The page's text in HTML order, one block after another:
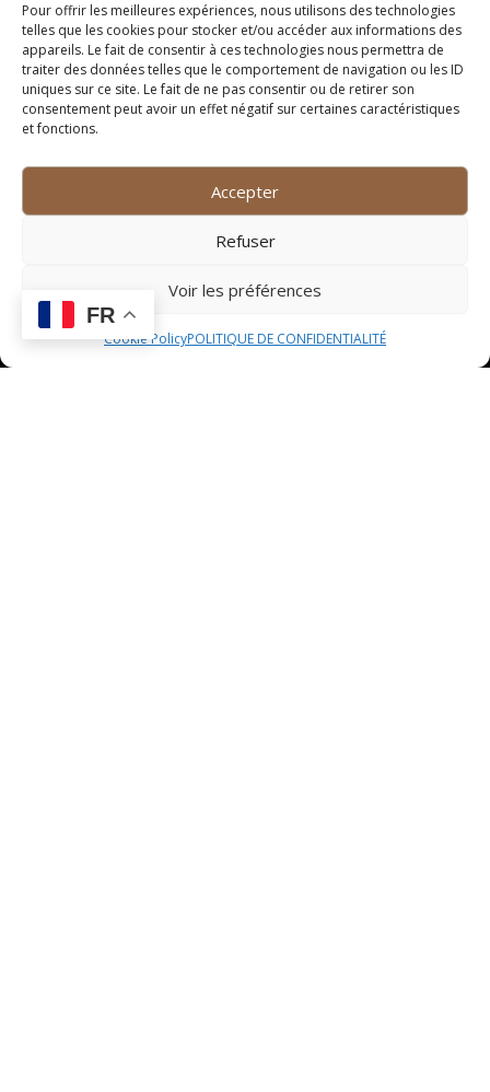
Pour offrir les meilleures expériences, nous utilisons des technologies
telles que les cookies pour stocker et/ou accéder aux informations des
appareils. Le fait de consentir à ces technologies nous permettra de
traiter des données telles que le comportement de navigation ou les ID
uniques sur ce site. Le fait de ne pas consentir ou de retirer son
consentement peut avoir un effet négatif sur certaines caractéristiques
et fonctions.
Accepter
Refuser
Voir les préférences
Cookie PolicyPOLITIQUE DE CONFIDENTIALITÉ
Les événements viticoles à
ne pas manquer
À Saint Gely du Fesc, de nombreux événements
viticoles rythment l’année et attirent les passionnés de
les dégustations thématiques, les soirées accords
mets et vins organisées par des sommeliers
renommés, les ateliers de découverte des cépages
des vignobles. Ces événements offrent l’opportunité de
vivre des expériences uniques, de rencontrer des
acteurs du monde viticole et de partager des moments
FR